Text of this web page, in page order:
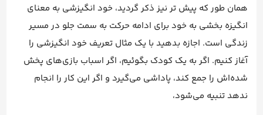
همان طور که پیش تر نیز ذکر گردید، خود انگیزشی به معنای
انگیزه بخشی به خود برای ادامه حرکت به سمت جلو در مسیر
زندگی است. اجازه بدهید با یک مثال تعریف خود انگیزشی را
آغاز کنیم. اگر به یک کودک بگوئیم، اگر اسباب بازی‌های پخش
شده‌اش را جمع کند، پاداشی می‌‌گیرد و اگر این کار را انجام
ندهد تنبیه می‌شود،